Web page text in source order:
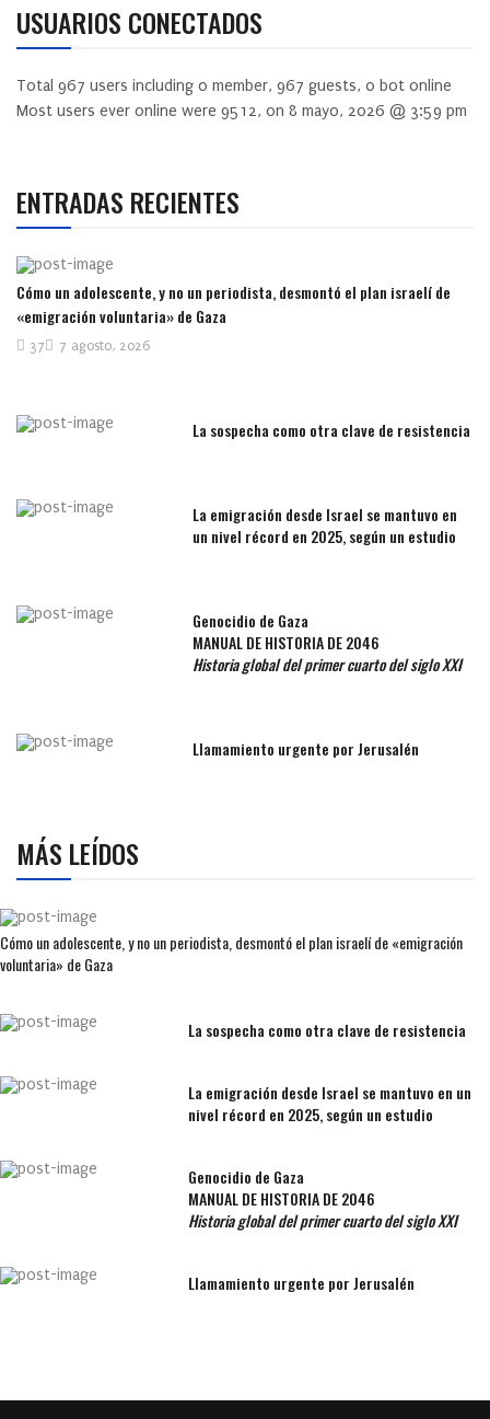
USUARIOS CONECTADOS
Total 967 users including 0 member, 967 guests, 0 bot online
Most users ever online were 9512, on 8 mayo, 2026 @ 3:59 pm
ENTRADAS RECIENTES
Cómo un adolescente, y no un periodista, desmontó el plan israelí de
«emigración voluntaria» de Gaza
7 agosto, 2026
37
La sospecha como otra clave de resistencia
La emigración desde Israel se mantuvo en
un nivel récord en 2025, según un estudio
Genocidio de Gaza
MANUAL DE HISTORIA DE 2046
Historia global del primer cuarto del siglo XXI
Llamamiento urgente por Jerusalén
MÁS LEÍDOS
Cómo un adolescente, y no un periodista, desmontó el plan israelí de «emigración
voluntaria» de Gaza
La sospecha como otra clave de resistencia
La emigración desde Israel se mantuvo en un
nivel récord en 2025, según un estudio
Genocidio de Gaza
MANUAL DE HISTORIA DE 2046
Historia global del primer cuarto del siglo XXI
Llamamiento urgente por Jerusalén